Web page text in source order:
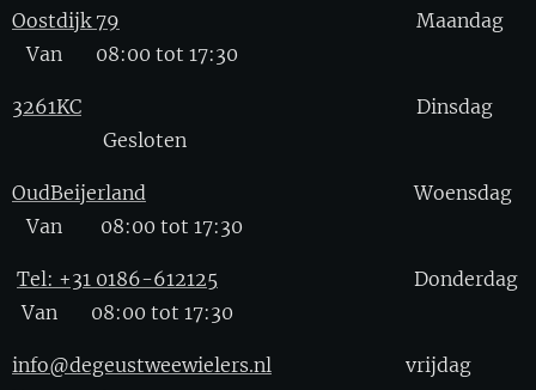
Oostdijk 79 Maandag
Van 08:00 tot 17:30
3261KC Dinsdag
Gesloten
OudBeijerland Woensdag
Van 08:00 tot 17:30
Tel: +31 0186-612125 Donderdag
Van 08:00 tot 17:30
info@degeustweewielers.nl vrijdag